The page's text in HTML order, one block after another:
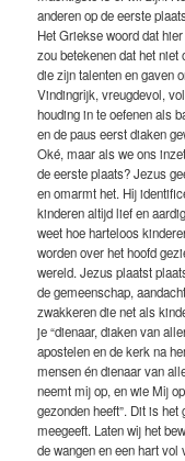
anderen op de eerste
Het Griekse woord dat
zou betekenen dat het
die zijn talenten en gaven
Vindingrijk, vreugdevol,
houding in te oefenen als
en de paus eerst diaken
Oké, maar als we ons
de eerste plaats? Jezus
en omarmt het. Hij
kinderen altijd lief en
weet hoe harteloos
worden over het hoofd
wereld. Jezus plaatst
de gemeenschap,
zwakkeren die net als
je “dienaar, diaken van
apostelen en de kerk na
mensen én dienaar van
neemt mij op, en wie Mij
gezonden heeft”. Dit is
meegeeft. Laten wij het
de wangen en een hart vol